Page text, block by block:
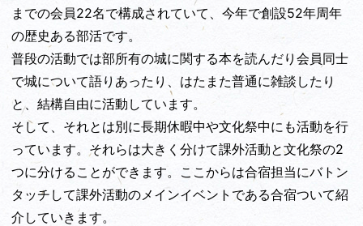
までの会員22名で構成されていて、今年で創設52年周年
の歴史ある部活です。
普段の活動では部所有の城に関する本を読んだり会員同士
で城について語りあったり、はたまた普通に雑談したり
と、結構自由に活動しています。
そして、それとは別に長期休暇中や文化祭中にも活動を行
っています。それらは大きく分けて課外活動と文化祭の2
つに分けることができます。ここからは合宿担当にバトン
タッチして課外活動のメインイベントである合宿ついて紹
介していきます。